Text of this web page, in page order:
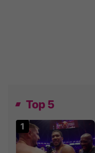
Top 5